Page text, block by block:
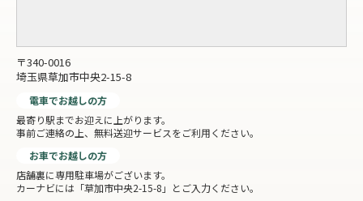
〒340-0016
埼玉県草加市中央2-15-8
電車でお越しの方
最寄り駅までお迎えに上がります。
事前ご連絡の上、無料送迎サービスをご利用ください。
お車でお越しの方
店舗裏に専用駐車場がございます。
カーナビには「草加市中央2-15-8」とご入力ください。